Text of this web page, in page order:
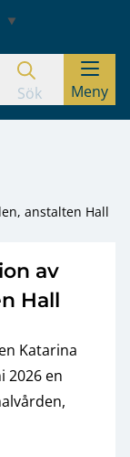
Sök Meny
anstalten Hall
av
Hall
Katarina
2026 en